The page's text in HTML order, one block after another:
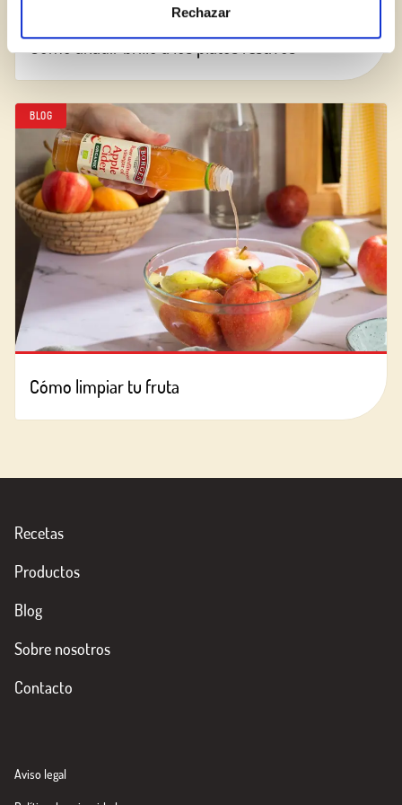
Rechazar
Cómo añadir brillo a los platos festivos
BLOG
Cómo limpiar tu fruta
Recetas
Productos
Blog
Sobre nosotros
Contacto
Aviso legal